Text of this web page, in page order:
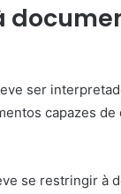
ser
capazes
se restringir à